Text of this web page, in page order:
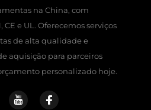
na China, com
CE e UL. Oferecemos serviços
de alta qualidade e
aquisição para parceiros
personalizado hoje.